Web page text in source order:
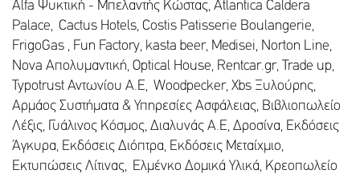
Alfa Ψυκτική - Μπελαντής Κώστας, Atlantica Caldera
Palace, Cactus Hotels, Costis Patisserie Boulangerie,
FrigoGas , Fun Factory, kasta beer, Medisei, Norton Line,
Nova Απολυμαντική, Optical House, Rentcar.gr, Trade up,
Typotrust Αντωνίου Α.Ε, Woodpecker, Xbs Ξυλούρης,
Αρμάος Συστήματα & Υπηρεσίες Ασφάλειας, Βιβλιοπωλείο
Λέξις, Γυάλινος Κόσμος, Διαλυνάς Α.Ε, Δροσίνα, Εκδόσεις
Άγκυρα, Εκδόσεις Διόπτρα, Εκδόσεις Μεταίχμιο,
Εκτυπώσεις Λίτινας, Ελμένκο Δομικά Υλικά, Κρεοπωλείο